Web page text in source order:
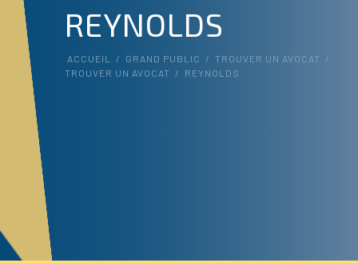
REYNOLDS
ACCUEIL / GRAND PUBLIC / TROUVER UN AVOCAT
/
TROUVER UN AVOCAT / REYNOLDS